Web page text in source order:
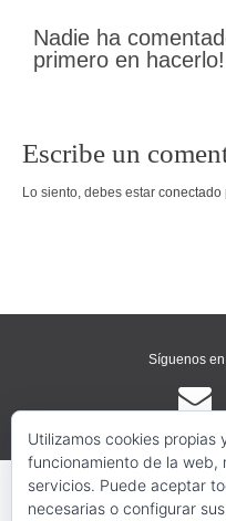
Nadie ha
primero en hacerlo!
Escribe un
Lo siento, debes estar conectado
Síguenos
Utilizamos cookies
funcionamiento de la web,
servicios. Puede aceptar
necesarias o configurar